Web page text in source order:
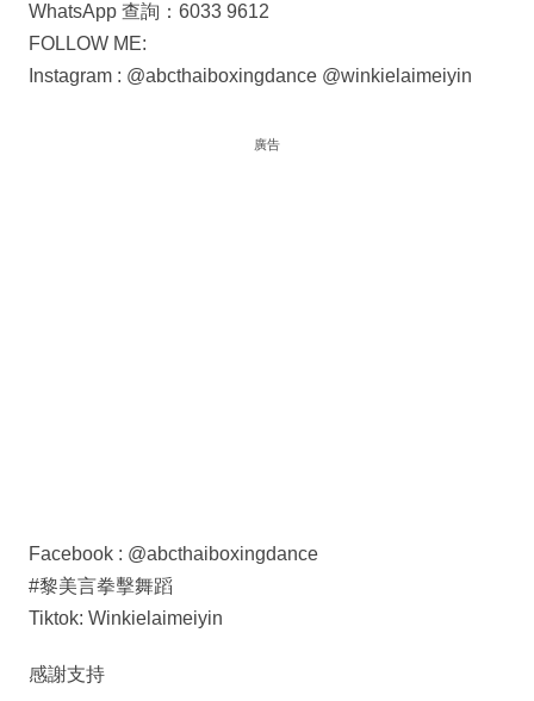
WhatsApp 查詢：6033 9612
FOLLOW ME:
Instagram : @abcthaiboxingdance @winkielaimeiyin
廣告
Facebook : @abcthaiboxingdance
#黎美言拳擊舞蹈
Tiktok: Winkielaimeiyin
感謝支持